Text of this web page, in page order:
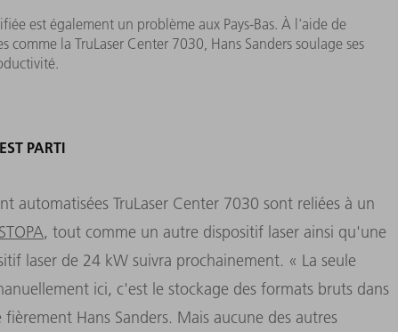
est également un problème aux Pays-Bas. À l'aide de
comme la TruLaser Center 7030, Hans Sanders soulage ses
PARTI
automatisées TruLaser Center 7030 sont reliées à un
, tout comme un autre dispositif laser ainsi qu'une
laser de 24 kW suivra prochainement. « La seule
ici, c'est le stockage des formats bruts dans
fièrement Hans Sanders. Mais aucune des autres